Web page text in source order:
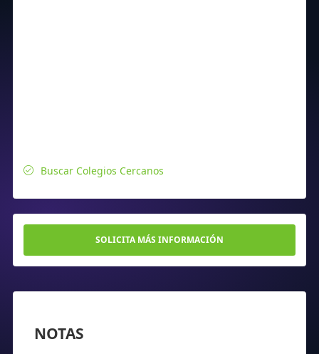
Buscar Colegios Cercanos
SOLICITA MÁS INFORMACIÓN
NOTAS